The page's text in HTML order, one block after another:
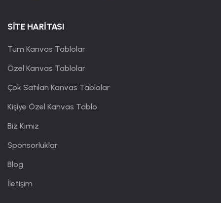
SİTE HARİTASI
Tüm Kanvas Tablolar
Özel Kanvas Tablolar
Çok Satılan Kanvas Tablolar
Kişiye Özel Kanvas Tablo
Biz Kimiz
Sponsorluklar
Blog
İletişim